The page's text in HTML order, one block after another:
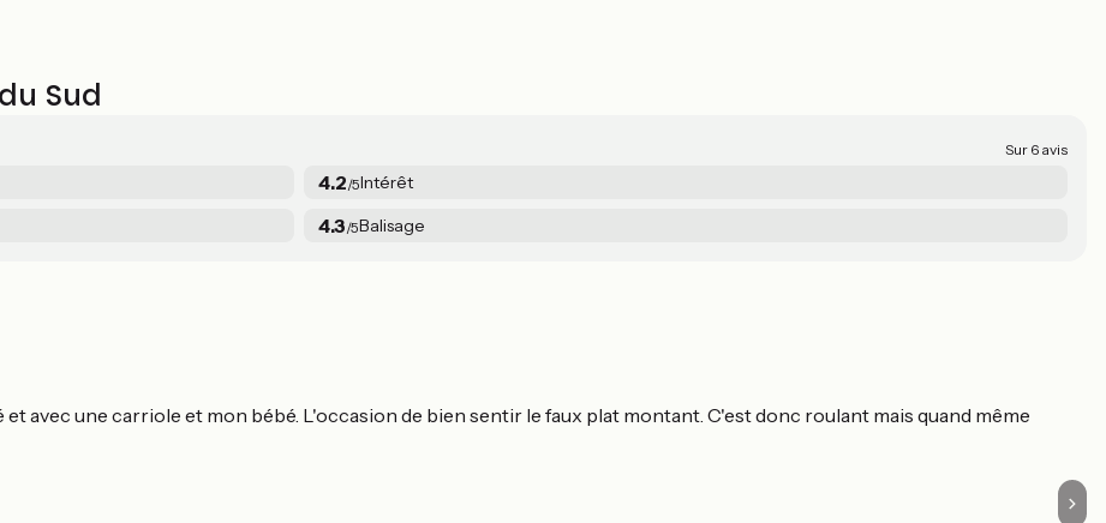
Sud
Sur 6 avis
4.2/5Intérêt
4.3/5Balisage
et avec une carriole et mon bébé. L'occasion de bien sentir le faux plat montant. C'est donc roulant mais quand même